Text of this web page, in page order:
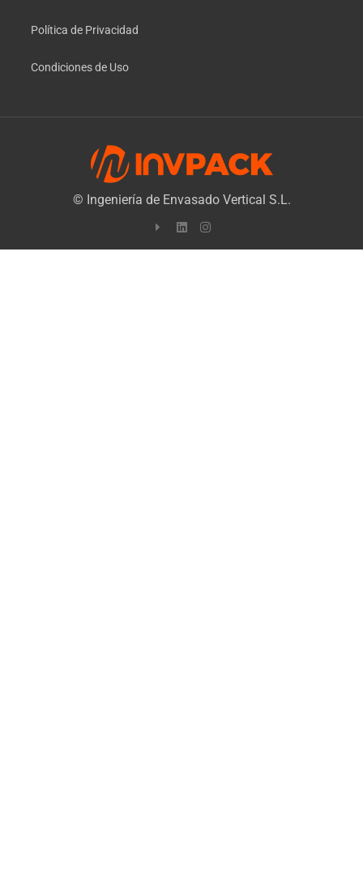
Política de Privacidad
Condiciones de Uso
© Ingeniería de Envasado Vertical S.L.